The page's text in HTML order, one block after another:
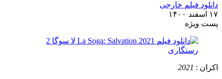
دانلود فیلم خارجی
۱۷ اسفند ۱۴۰۰
پست ويژه
اکران : 2021